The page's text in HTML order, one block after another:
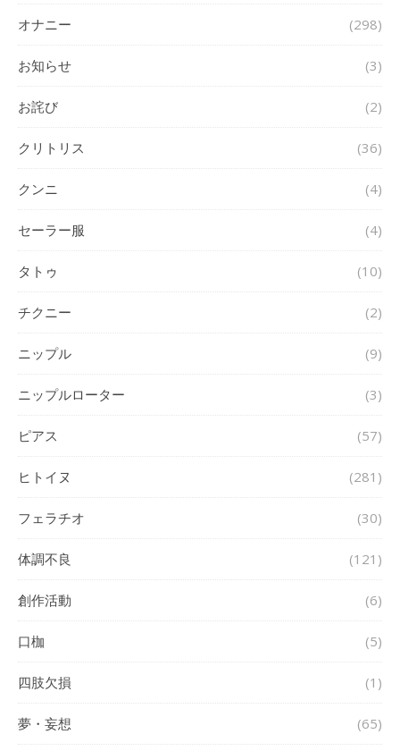
オナニー (298)
お知らせ (3)
お詫び (2)
クリトリス (36)
クンニ (4)
セーラー服 (4)
タトゥ (10)
チクニー (2)
ニップル (9)
ニップルローター (3)
ピアス (57)
ヒトイヌ (281)
フェラチオ (30)
体調不良 (121)
創作活動 (6)
口枷 (5)
四肢欠損 (1)
夢・妄想 (65)